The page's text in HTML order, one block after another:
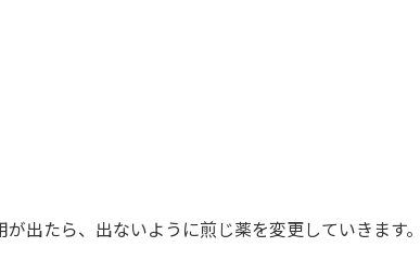
出たら、出ないように煎じ薬を変更していきます。